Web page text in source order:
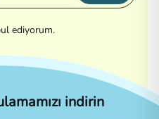
ediyorum.
indirin